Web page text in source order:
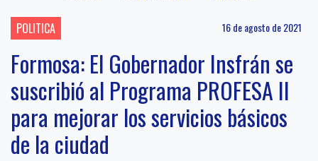
POLITICA 16 de agosto de 2021
Formosa: El Gobernador Insfrán se
suscribió al Programa PROFESA II
para mejorar los servicios básicos
de la ciudad